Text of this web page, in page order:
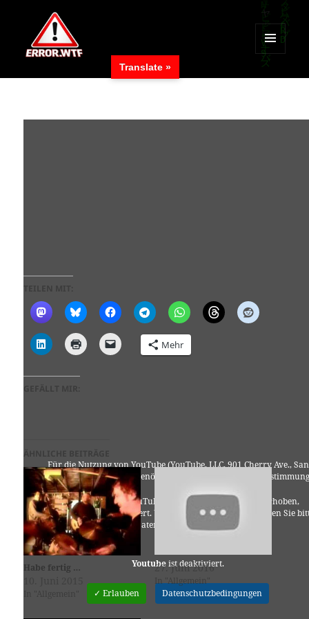
MENÜ
UND
WIDGETS
Für die Nutzung von YouTube (YouTube, LLC, 901 Cherry Ave., San
Bruno, CA 94066, USA) benötigen wir laut DSGVO Ihre
Es werden seitens YouTube personenbezogene Daten erhoben,
verarbeitet und gespeichert. Welche Daten genau entnehmen Sie
den Datenschutzbedingungen.
Youtubeist deaktiviert.
✓ Erlauben Datenschutzbedingungen
Mehr
Habe fertig … 27. Juni 2016
In "Allgemein"
Translate »